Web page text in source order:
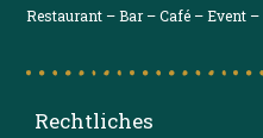
Restaurant – Bar – Café – Event
Rechtliches